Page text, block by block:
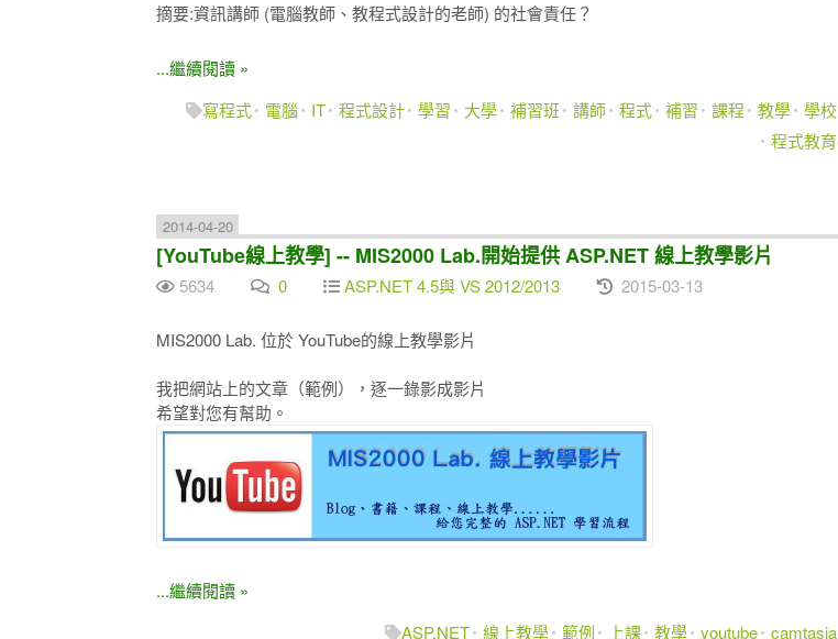
摘要:資訊講師 (電腦教師、教程式設計的老師) 的社會責任？
...繼續閱讀 »
寫程式
電腦 IT 程式設計 學習 大學 補習班 講師 程式 補習 課程 教學 學校
程式教育
2014-04-20
[YouTube線上教學] -- MIS2000 Lab.開始提供 ASP.NET 線上教學影片
5634 0 ASP.NET 4.5與 VS 2012/2013 2015-03-13
MIS2000 Lab. 位於 YouTube的線上教學影片
我把網站上的文章（範例），逐一錄影成影片
希望對您有幫助。
...繼續閱讀 »
ASP.NET 線上教學 範例 上課 教學 youtube camtasia